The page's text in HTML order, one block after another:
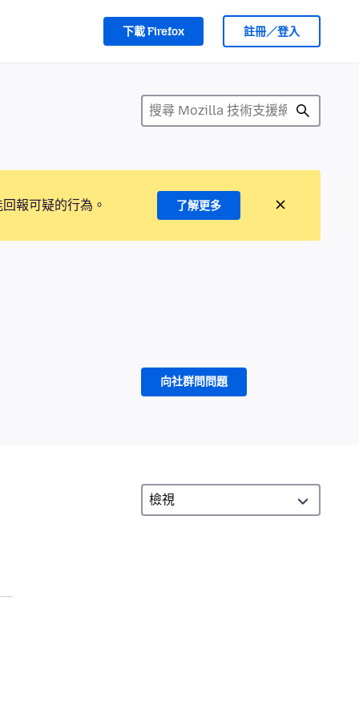
下載 Firefox 註冊／登入
報可疑的行為。 了解更多
向社群問問題